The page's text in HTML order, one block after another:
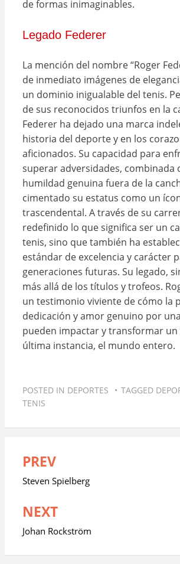
de formas inimaginables.
Legado Federer
La mención del nombre “Roger
de inmediato imágenes de
un dominio inigualable del tenis.
de sus reconocidos triunfos en la
Federer ha dejado una marca
historia del deporte y en los
aficionados. Su capacidad para
superar adversidades, combinada
humildad genuina fuera de la
cimentado su estatus como un
trascendental. A través de su
redefinido lo que significa ser un
tenis, sino que también ha
estándar de excelencia y carácter
generaciones futuras. Su legado,
más allá de los títulos y trofeos.
un testimonio viviente de cómo la
dedicación y amor genuino por
pueden impactar y transformar un
última instancia, el mundo entero.
POSTED IN DEPORTES TAGGED
TENIS
Navegación
de
PREV
Steven Spielberg
NEXT
Johan Rockström